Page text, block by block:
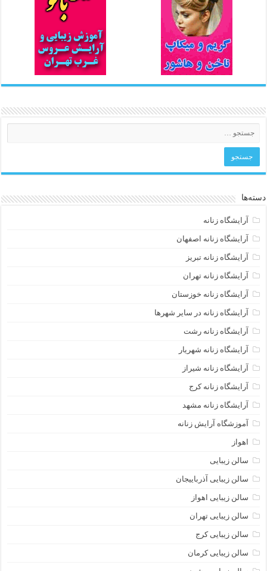
دسته‌ها
آرایشگاه زنانه
آرایشگاه زنانه اصفهان
آرایشگاه زنانه تبریز
آرایشگاه زنانه تهران
آرایشگاه زنانه خوزستان
آرایشگاه زنانه در سایر شهرها
آرایشگاه زنانه رشت
آرایشگاه زنانه شهریار
آرایشگاه زنانه شیراز
آرایشگاه زنانه کرج
آرایشگاه زنانه مشهد
آموزشگاه آرایش زنانه
اهواز
سالن زیبایی
سالن زیبایی آذرباییجان
سالن زیبایی اهواز
سالن زیبایی تهران
سالن زیبایی کرج
سالن زیبایی کرمان